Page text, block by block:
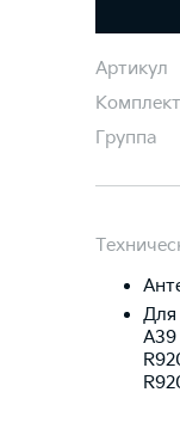
Артикул
Комплект
Группа
Для